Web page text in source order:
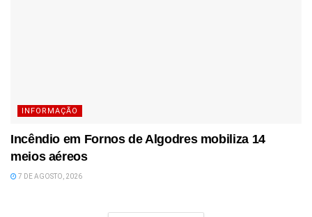
INFORMAÇÃO
Incêndio em Fornos de Algodres mobiliza 14
meios aéreos
7 DE AGOSTO, 2026